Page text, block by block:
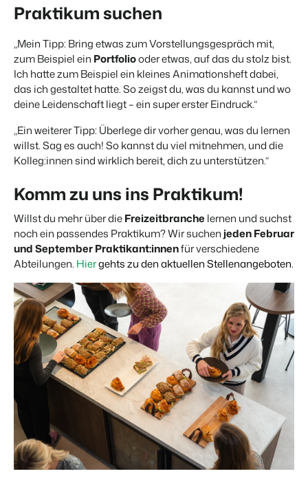
Praktikum suchen
„Mein Tipp: Bring etwas zum Vorstellungsgespräch mit,
zum Beispiel ein Portfoliooder etwas, auf das du stolz bist.
Ich hatte zum Beispiel ein kleines Animationsheft dabei,
das ich gestaltet hatte. So zeigst du, was du kannst und wo
deine Leidenschaft liegt – ein super erster Eindruck.“
„Ein weiterer Tipp: Überlege dir vorher genau, was du lernen
willst. Sag es auch! So kannst du viel mitnehmen, und die
Kolleg:innen sind wirklich bereit, dich zu unterstützen.“
Komm zu uns ins Praktikum!
Willst du mehr über dieFreizeitbranche lernen und suchst
noch ein passendes Praktikum? Wir suchenjeden Februar
und September Praktikant:innenfür verschiedene
Abteilungen. Hiergehts zu den aktuellen Stellenangeboten.